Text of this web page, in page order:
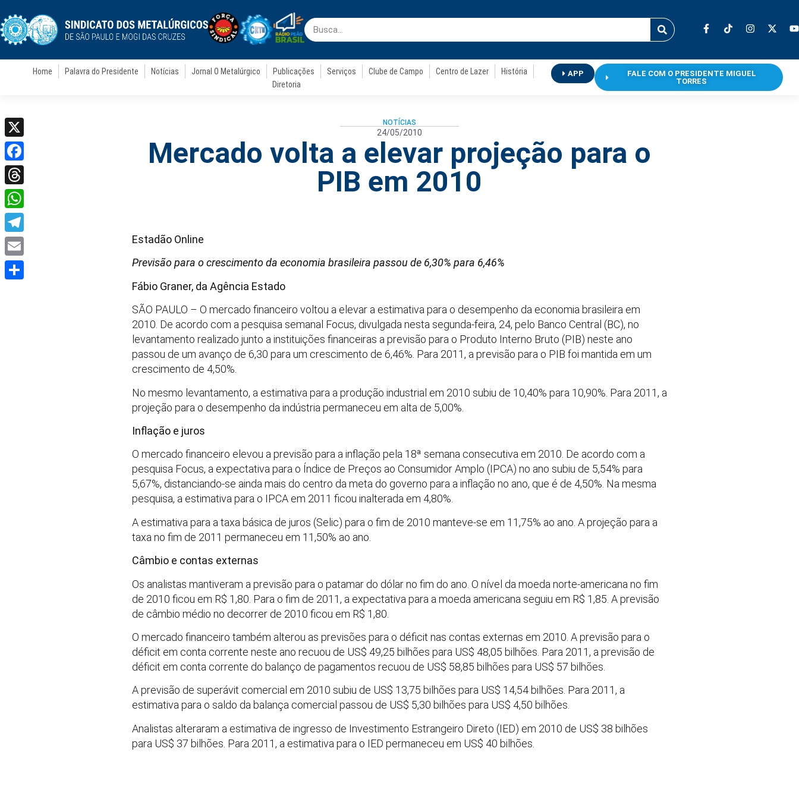
Home Palavra do Presidente Notícias Jornal O Metalúrgico Publicações Serviços Clube de Campo Centro de Lazer
História
Diretoria
APP
FALE COM O PRESIDENTE MIGUEL
TORRES
NOTÍCIAS
24/05/2010
Mercado volta a elevar projeção para o
PIB em 2010
Estadão Online
Previsão para o crescimento da economia brasileira passou de 6,30% para 6,46%
Fábio Graner, da Agência Estado
SÃO PAULO – O mercado financeiro voltou a elevar a estimativa para o desempenho da economia brasileira em
2010. De acordo com a pesquisa semanal Focus, divulgada nesta segunda-feira, 24, pelo Banco Central (BC), no
levantamento realizado junto a instituições financeiras a previsão para o Produto Interno Bruto (PIB) neste ano
passou de um avanço de 6,30 para um crescimento de 6,46%. Para 2011, a previsão para o PIB foi mantida em um
crescimento de 4,50%.
No mesmo levantamento, a estimativa para a produção industrial em 2010 subiu de 10,40% para 10,90%. Para 2011, a
projeção para o desempenho da indústria permaneceu em alta de 5,00%.
Inflação e juros
O mercado financeiro elevou a previsão para a inflação pela 18ª semana consecutiva em 2010. De acordo com a
pesquisa Focus, a expectativa para o Índice de Preços ao Consumidor Amplo (IPCA) no ano subiu de 5,54% para
5,67%, distanciando-se ainda mais do centro da meta do governo para a inflação no ano, que é de 4,50%. Na mesma
pesquisa, a estimativa para o IPCA em 2011 ficou inalterada em 4,80%.
A estimativa para a taxa básica de juros (Selic) para o fim de 2010 manteve-se em 11,75% ao ano. A projeção para a
taxa no fim de 2011 permaneceu em 11,50% ao ano.
Câmbio e contas externas
Os analistas mantiveram a previsão para o patamar do dólar no fim do ano. O nível da moeda norte-americana no fim
de 2010 ficou em R$ 1,80. Para o fim de 2011, a expectativa para a moeda americana seguiu em R$ 1,85. A previsão
de câmbio médio no decorrer de 2010 ficou em R$ 1,80.
O mercado financeiro também alterou as previsões para o déficit nas contas externas em 2010. A previsão para o
déficit em conta corrente neste ano recuou de US$ 49,25 bilhões para US$ 48,05 bilhões. Para 2011, a previsão de
déficit em conta corrente do balanço de pagamentos recuou de US$ 58,85 bilhões para US$ 57 bilhões.
A previsão de superávit comercial em 2010 subiu de US$ 13,75 bilhões para US$ 14,54 bilhões. Para 2011, a
estimativa para o saldo da balança comercial passou de US$ 5,30 bilhões para US$ 4,50 bilhões.
Analistas alteraram a estimativa de ingresso de Investimento Estrangeiro Direto (IED) em 2010 de US$ 38 bilhões
para US$ 37 bilhões. Para 2011, a estimativa para o IED permaneceu em US$ 40 bilhões.
X
Facebook
Threads
WhatsApp
Telegram
Email